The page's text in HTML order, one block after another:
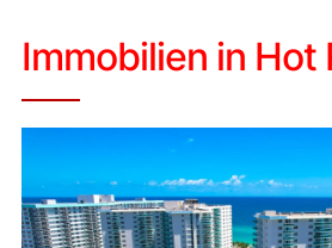
Immobilien in Hot